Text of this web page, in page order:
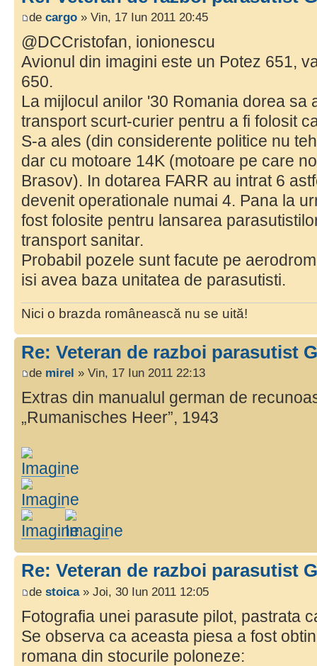
de cargo » Vin, 17 Iun 2011 20:45
@DCCristofan, ionionescu
Avionul din imagini este un Potez 651,
650.
La mijlocul anilor '30 Romania dorea sa
transport scurt-curier pentru a fi folosit
S-a ales (din considerente politice nu
dar cu motoare 14K (motoare pe care
Brasov). In dotarea FARR au intrat 6
devenit operationale numai 4. Pana la
fost folosite pentru lansarea
transport sanitar.
Probabil pozele sunt facute pe
isi avea baza unitatea de parasutisti.
Nici o brazda românească nu se uită!
Re: Veteran de razboi parasutist
de mirel » Vin, 17 Iun 2011 22:13
Extras din manualul german de
„Rumanisches Heer”, 1943
Re: Veteran de razboi parasutist
de stoica» Joi, 30 Iun 2011 12:05
Fotografia unei parasute pilot, pastrata
Se observa ca aceasta piesa a fost
romana din stocurile poloneze: